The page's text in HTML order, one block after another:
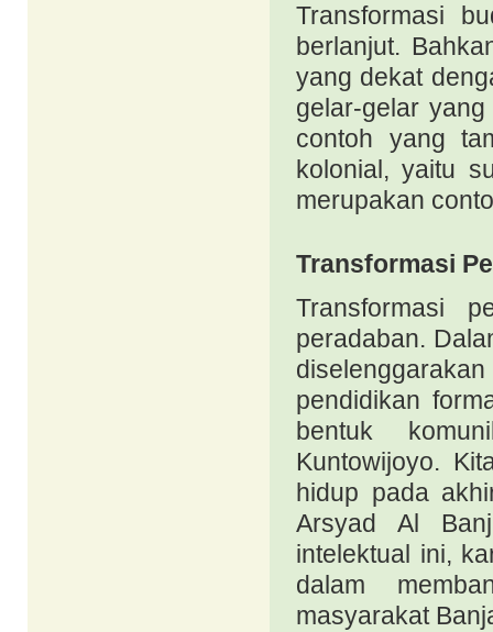
Transformasi
berlanjut.
yang dekat
gelar-gelar
contoh yang
kolonial, yaitu
merupakan
Transformasi
Transformasi
peradaban.
pendidikan
bentuk
Kuntowijoyo.
hidup pada
Arsyad Al
intelektual ini,
dalam
masyarakat